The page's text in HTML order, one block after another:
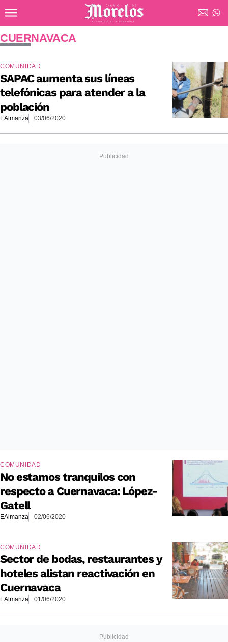
Diario de Morelos
CUERNAVACA
COMUNIDAD
SAPAC aumenta sus líneas
telefónicas para atender a la
población
EAlmanza 03/06/2020
COMUNIDAD
No estamos tranquilos con
respecto a Cuernavaca: López-
Gatell
EAlmanza 02/06/2020
COMUNIDAD
Sector de bodas, restaurantes y
hoteles alistan reactivación en
Cuernavaca
EAlmanza 01/06/2020